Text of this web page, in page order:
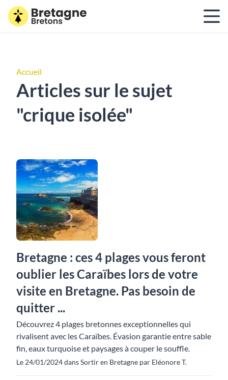
Accueil
Articles sur le sujet
"crique isolée"
Bretagne : ces 4 plages vous feront
oublier les Caraïbes lors de votre
visite en Bretagne. Pas besoin de
quitter ...
Découvrez 4 plages bretonnes exceptionnelles qui
rivalisent avec les Caraïbes. Évasion garantie entre sable
fin, eaux turquoise et paysages à couper le souffle.
Le 24/01/2024 dans Sortir en Bretagne par Eléonore T.